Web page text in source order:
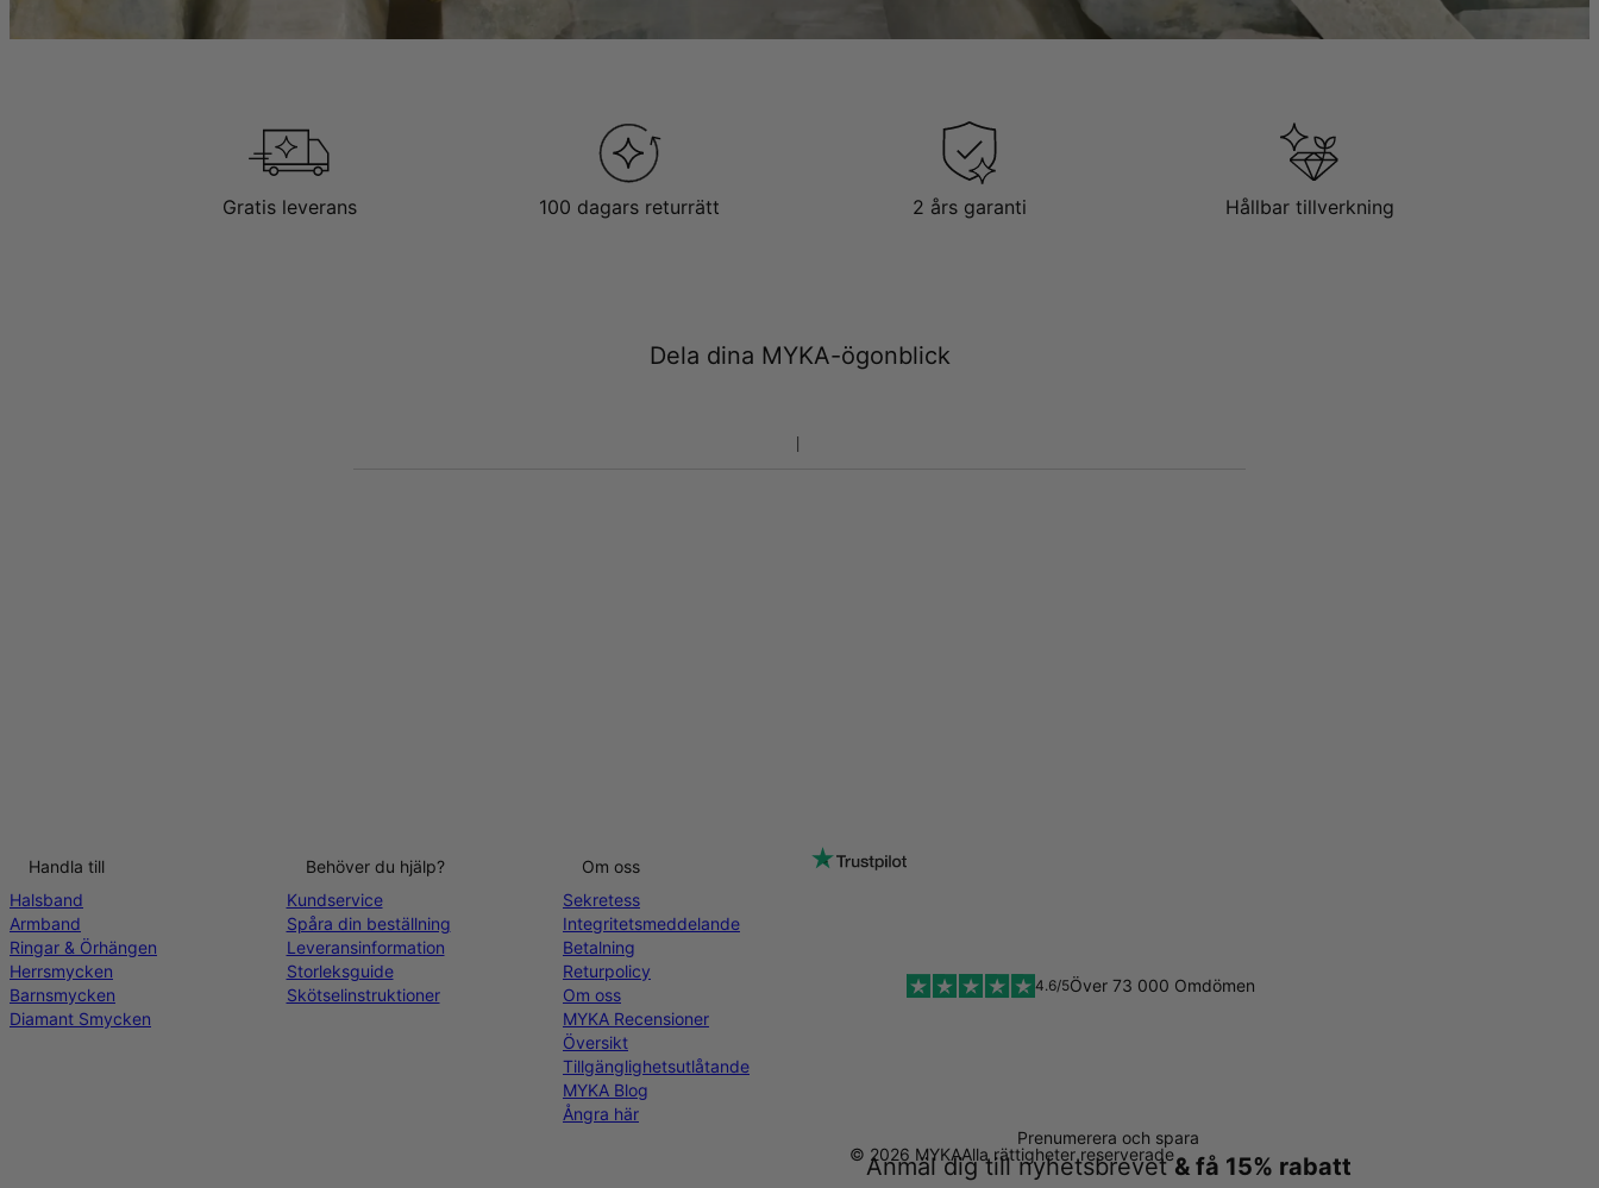
Gratis leverans 100 dagars returrätt 2 års garanti Hållbar tillverkning
Dela dina MYKA-ögonblick
Prenumerera och spara
Anmäl dig till nyhetsbrevet& få 15% rabatt
Handla till
Halsband
Armband
Ringar & Örhängen
Herrsmycken
Barnsmycken
Diamant Smycken
Behöver du hjälp?
Kundservice
Spåra din beställning
Leveransinformation
Storleksguide
Skötselinstruktioner
Om oss
Sekretess
Integritetsmeddelande
Betalning
Returpolicy
Om oss
MYKA Recensioner
Översikt
Tillgänglighetsutlåtande
MYKA Blog
Ångra här
4.6/5Över 73 000 Omdömen
© 2026 MYKAAlla rättigheter reserverade